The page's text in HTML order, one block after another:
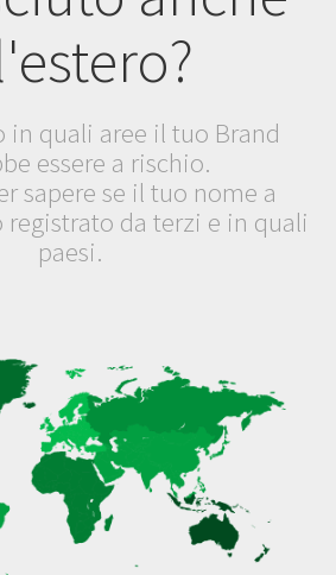
in quali aree il tuo Brand
essere a rischio.
sapere se il tuo nome a
da terzi e in quali
paesi.